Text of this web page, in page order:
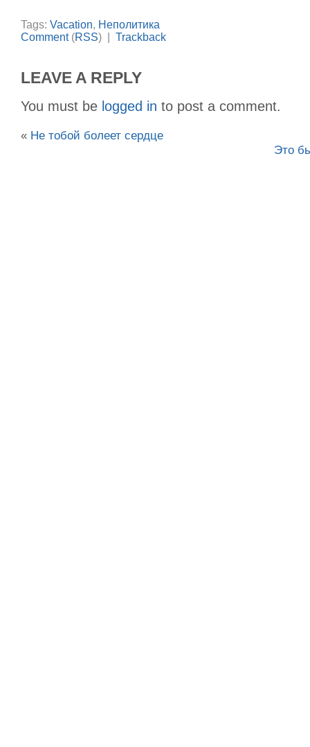
Tags: Vacation, Неполитика
Comment(RSS) | Trackback
LEAVE A REPLY
You must be logged in to post a comment.
« Не тобой болеет сердце
Это